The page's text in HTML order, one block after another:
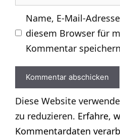
Name, E-Mail-
diesem Browser für
Kommentar
Diese Website
zu reduzieren. Erfahre,
Kommentardaten